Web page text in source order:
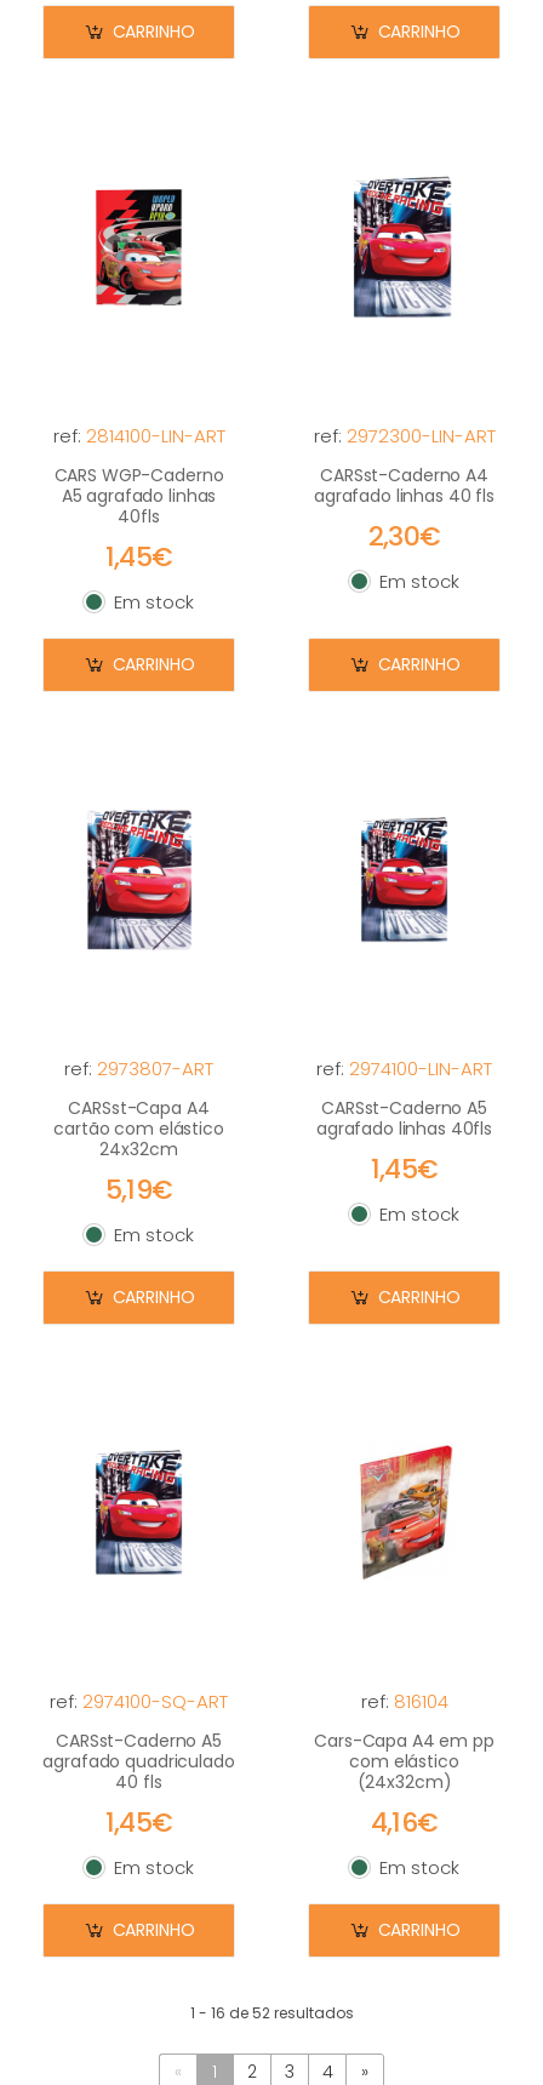
CARRINHO CARRINHO
ref: 2814100-LIN-ART
CARS WGP-Caderno
A5 agrafado linhas
40fls
1,45€
Em stock
Em stock
CARRINHO
ref: 2972300-LIN-ART
CARSst-Caderno A4
agrafado linhas 40 fls
2,30€
Em stock
Em stock
CARRINHO
ref: 2973807-ART
CARSst-Capa A4
cartão com elástico
24x32cm
5,19€
Em stock
Em stock
CARRINHO
ref: 2974100-LIN-ART
CARSst-Caderno A5
agrafado linhas 40fls
1,45€
Em stock
Em stock
CARRINHO
ref: 2974100-SQ-ART
CARSst-Caderno A5
agrafado quadriculado
40 fls
1,45€
Em stock
Em stock
CARRINHO
ref: 816104
Cars-Capa A4 em pp
com elástico
(24x32cm)
4,16€
Em stock
Em stock
CARRINHO
1 - 16 de 52 resultados
« 1 2 3 4 »